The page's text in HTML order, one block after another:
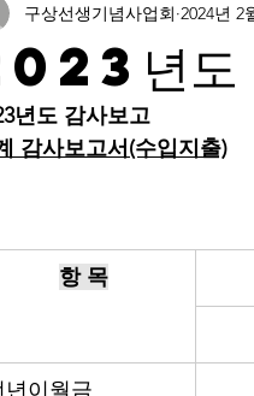
작품 소개 홀로와더
년도
구상선생기념사업회 2024년 2
년도 감사보고
감사보고서(수입지출)
항 목
년이월금